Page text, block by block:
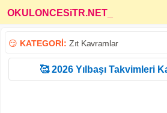
OKULONCESiTR.NET
😏 KATEGORİ: Zıt Kavramlar
🥰 2026 Yılbaşı Takvimleri